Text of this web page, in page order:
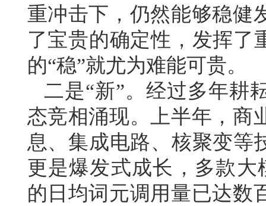
重冲击下，仍然能够稳健
了宝贵的确定性，发挥了
的“稳”就尤为难能可贵。
二是“新”。经过多年耕
态竞相涌现。上半年，商
息、集成电路、核聚变等
更是爆发式成长，多款
的日均词元调用量已达数